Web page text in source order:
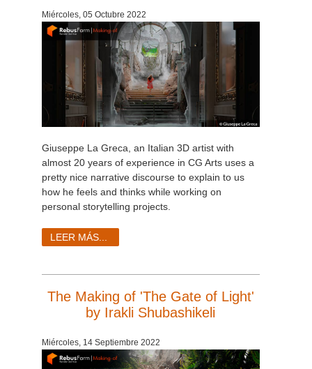
Historial de pagos
TeamManager
Envío de trabajo de SketchUp
Envío de trabajo de Rhino
Softimage
Miércoles, 05 Octubre 2022
Giuseppe La Greca, an Italian 3D artist with
almost 20 years of experience in CG Arts uses a
pretty nice narrative discourse to explain to us
how he feels and thinks while working on
personal storytelling projects.
LEER MÁS...
The Making of 'The Gate of Light'
by Irakli Shubashikeli
Miércoles, 14 Septiembre 2022